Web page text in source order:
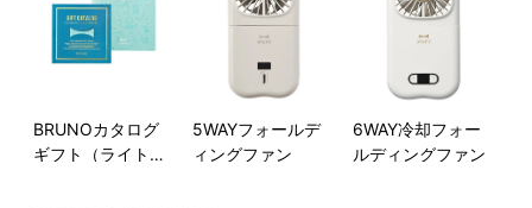
2種の料理が一度につくれる！ハーフプレート
「オーバルホットプレート用ハーフプレート」は、2枚のハーフ
サイズのプレート。1枚ずつ取り出すことができるので、料理の
BRUNOカタログ
ギフト（ライトブ
5WAYフォールデ
ィングファン
6WAY冷却フォー
ルディングファン